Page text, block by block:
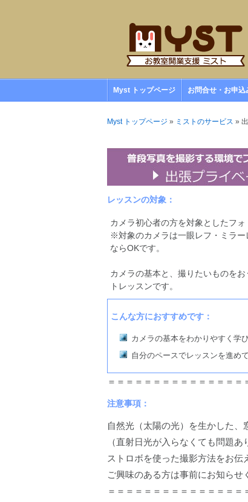
Myst トップページ お問合せ・お申込
Myst トップページ » ミストのサービス »
レッスンの対象：
カメラ初心者の方を対象としたフォ
※対象のカメラは一眼レフ・ミラ
ならOKです。
カメラの基本と、撮りたいものを
トレッスンです。
こんな方におすすめです：
カメラの基本をわかりやすく学
自分のペースでレッスンを進め
＝＝＝＝＝＝＝＝＝＝＝＝＝＝
注意事項：
自然光（太陽の光）を生かした、
（直射日光が入らなくても問題あ
ストロボを使った撮影方法をお伝
ご興味のある方は事前にお知らせ
＝＝＝＝＝＝＝＝＝＝＝＝＝＝